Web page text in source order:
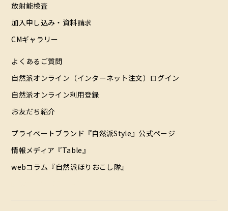
放射能検査
加入申し込み・資料請求
CMギャラリー
よくあるご質問
自然派オンライン（インターネット注文）ログイン
自然派オンライン利用登録
お友だち紹介
プライベートブランド『自然派Style』公式ページ
情報メディア『Table』
webコラム『自然派ほりおこし隊』